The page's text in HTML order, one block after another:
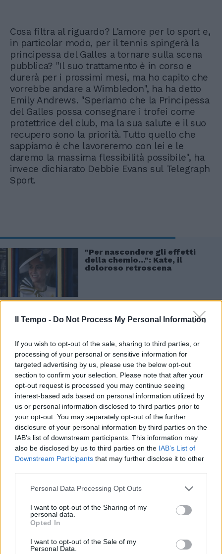
Il Tempo - Do Not Process My Personal Information
If you wish to opt-out of the sale, sharing to third parties, or
processing of your personal or sensitive information for
targeted advertising by us, please use the below opt-out
section to confirm your selection. Please note that after your
opt-out request is processed you may continue seeing
interest-based ads based on personal information utilized by
us or personal information disclosed to third parties prior to
your opt-out. You may separately opt-out of the further
disclosure of your personal information by third parties on the
IAB’s list of downstream participants. This information may
also be disclosed by us to third parties on the IAB’s List of
Downstream Participants that may further disclose it to other
Personal Data Processing Opt Outs
I want to opt-out of the Sharing of my
personal data.
Opted In
I want to opt-out of the Sale of my
Personal Data.
Cosa filtra al riguardo? L'amore per lo sport e,
in particolar modo, per il tennis spingerà la
principessa del Galles a tornare sulla scena
pubblica? "Il suo trattamento è in corso e
durerà per i prossimi mesi, ma ho capito che
vorrebbe andare a Wimbledon", ha ha detto
Emily Andrews. "Speriamo che la Principessa
del Galles possa consegnare i trofei come
protettrice del club, ma la sua salute e il suo
recupero sono la priorità. Tutto quello che
sappiamo è che lavoreremo con lei e le
daremo la massima flessibilità possibile", ha
invece dichiarato Debbie Evans sul Telegraph
Sport.
"Per nascondere gli effetti
della chemio...": Kate, il
doloroso retroscena
Kate Middleton è sempre stata una grande
appassionata di tennis tanto che, in passato,
ha addirittura accettato di scendere in campo
a misurarsi con uno dei più grandi giocatori
di tutti i tempi, ovvero Roger Federer. Ogni
qualvolta la principessa del Galles abbia
partecipato al torneo, ha sempre incantato
tutti con i suoi abiti estivi e il suo stile
inconfondibile. Sebbene tutti sappiano di
dover rispettare la riservatezza della famiglia